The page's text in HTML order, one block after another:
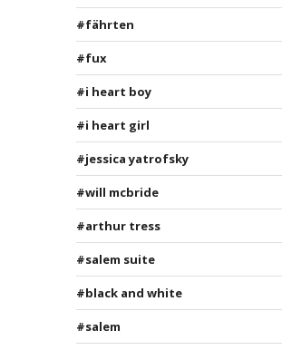
fährten
fux
i heart boy
i heart girl
jessica yatrofsky
will mcbride
arthur tress
salem suite
black and white
salem